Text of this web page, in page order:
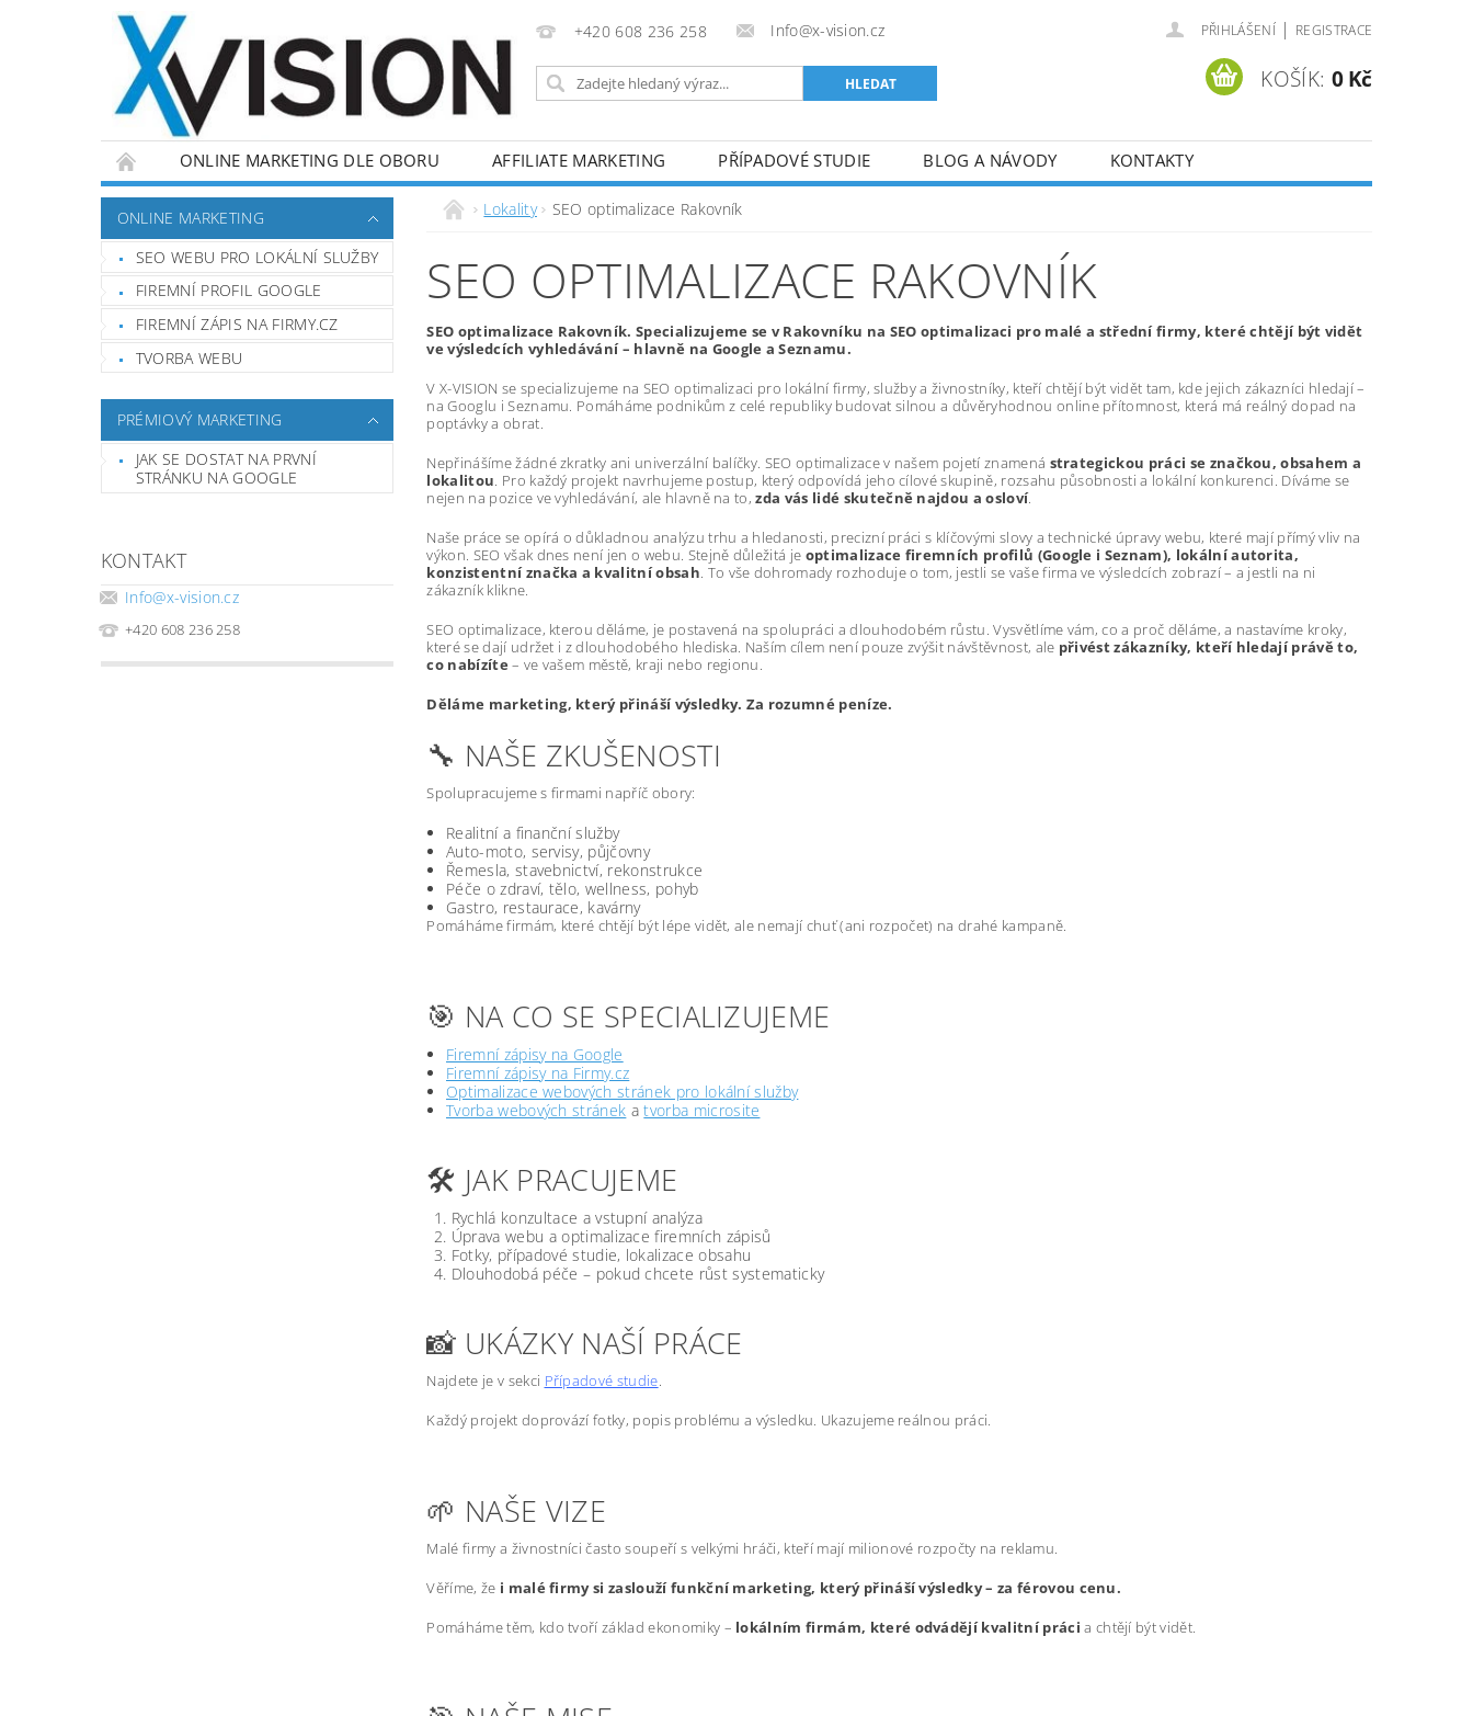
+420 608 236 258 Info@x-vision.cz PŘIHLÁŠENÍ | REGISTRACE
KOŠÍK: 0 Kč
ONLINE MARKETING DLE OBORU AFFILIATE MARKETING PŘÍPADOVÉ STUDIE BLOG A NÁVODY KONTAKTY
ONLINE MARKETING
SEO WEBU PRO LOKÁLNÍ SLUŽBY
FIREMNÍ PROFIL GOOGLE
FIREMNÍ ZÁPIS NA FIRMY.CZ
TVORBA WEBU
PRÉMIOVÝ MARKETING
JAK SE DOSTAT NA PRVNÍ
STRÁNKU NA GOOGLE
KONTAKT
Info@x-vision.cz
+420 608 236 258
Lokality SEO optimalizace Rakovník
SEO OPTIMALIZACE RAKOVNÍK
SEO optimalizace Rakovník. Specializujeme se v Rakovníku na SEO optimalizaci pro malé a střední firmy, které chtějí být vidět
ve výsledcích vyhledávání – hlavně na Google a Seznamu.
V X-VISION se specializujeme na SEO optimalizaci pro lokální firmy, služby a živnostníky, kteří chtějí být vidět tam, kde jejich zákazníci hledají –
na Googlu i Seznamu. Pomáháme podnikům z celé republiky budovat silnou a důvěryhodnou online přítomnost, která má reálný dopad na
poptávky a obrat.
Nepřinášíme žádné zkratky ani univerzální balíčky. SEO optimalizace v našem pojetí znamená strategickou práci se značkou, obsahem a
lokalitou. Pro každý projekt navrhujeme postup, který odpovídá jeho cílové skupině, rozsahu působnosti a lokální konkurenci. Díváme se
nejen na pozice ve vyhledávání, ale hlavně na to,zda vás lidé skutečně najdou a osloví.
Naše práce se opírá o důkladnou analýzu trhu a hledanosti, precizní práci s klíčovými slovy a technické úpravy webu, které mají přímý vliv na
výkon. SEO však dnes není jen o webu. Stejně důležitá je optimalizace firemních profilů (Google i Seznam), lokální autorita,
konzistentní značka a kvalitní obsah. To vše dohromady rozhoduje o tom, jestli se vaše firma ve výsledcích zobrazí – a jestli na ni
zákazník klikne.
SEO optimalizace, kterou děláme, je postavená na spolupráci a dlouhodobém růstu. Vysvětlíme vám, co a proč děláme, a nastavíme kroky,
které se dají udržet i z dlouhodobého hlediska. Naším cílem není pouze zvýšit návštěvnost, ale přivést zákazníky, kteří hledají právě to,
co nabízíte – ve vašem městě, kraji nebo regionu.
Děláme marketing, který přináší výsledky. Za rozumné peníze.
🔧 NAŠE ZKUŠENOSTI
Spolupracujeme s firmami napříč obory:
Realitní a finanční služby
Auto-moto, servisy, půjčovny
Řemesla, stavebnictví, rekonstrukce
Péče o zdraví, tělo, wellness, pohyb
Gastro, restaurace, kavárny
Pomáháme firmám, které chtějí být lépe vidět, ale nemají chuť (ani rozpočet) na drahé kampaně.
🎯 NA CO SE SPECIALIZUJEME
Firemní zápisy na Google
Firemní zápisy na Firmy.cz
Optimalizace webových stránek pro lokální služby
Tvorba webových stránek atvorba microsite
🛠️ JAK PRACUJEME
Rychlá konzultace a vstupní analýza
Úprava webu a optimalizace firemních zápisů
Fotky, případové studie, lokalizace obsahu
Dlouhodobá péče – pokud chcete růst systematicky
📸 UKÁZKY NAŠÍ PRÁCE
Najdete je v sekci Případové studie.
Každý projekt doprovází fotky, popis problému a výsledku. Ukazujeme reálnou práci.
🌱 NAŠE VIZE
Malé firmy a živnostníci často soupeří s velkými hráči, kteří mají milionové rozpočty na reklamu.
Věříme, že i malé firmy si zaslouží funkční marketing, který přináší výsledky – za férovou cenu.
Pomáháme těm, kdo tvoří základ ekonomiky – lokálním firmám, které odvádějí kvalitní práci a chtějí být vidět.